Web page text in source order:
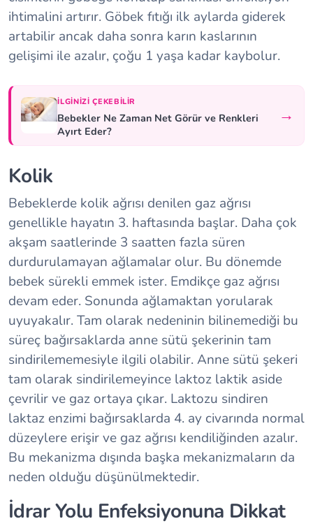
ihtimalini artırır. Göbek fıtığı ilk aylarda giderek
artabilir ancak daha sonra karın kaslarının
gelişimi ile azalır, çoğu 1 yaşa kadar kaybolur.
İLGINIZI ÇEKEBILIR
Bebekler Ne Zaman Net Görür ve Renkleri
Ayırt Eder?
→
Kolik
Bebeklerde kolik ağrısı denilen gaz ağrısı
genellikle hayatın 3. haftasında başlar. Daha çok
akşam saatlerinde 3 saatten fazla süren
durdurulamayan ağlamalar olur. Bu dönemde
bebek sürekli emmek ister. Emdikçe gaz ağrısı
devam eder. Sonunda ağlamaktan yorularak
uyuyakalır. Tam olarak nedeninin bilinemediği bu
süreç bağırsaklarda anne sütü şekerinin tam
sindirilememesiyle ilgili olabilir. Anne sütü şekeri
tam olarak sindirilemeyince laktoz laktik aside
çevrilir ve gaz ortaya çıkar. Laktozu sindiren
laktaz enzimi bağırsaklarda 4. ay civarında normal
düzeylere erişir ve gaz ağrısı kendiliğinden azalır.
Bu mekanizma dışında başka mekanizmaların da
neden olduğu düşünülmektedir.
İdrar Yolu Enfeksiyonuna Dikkat